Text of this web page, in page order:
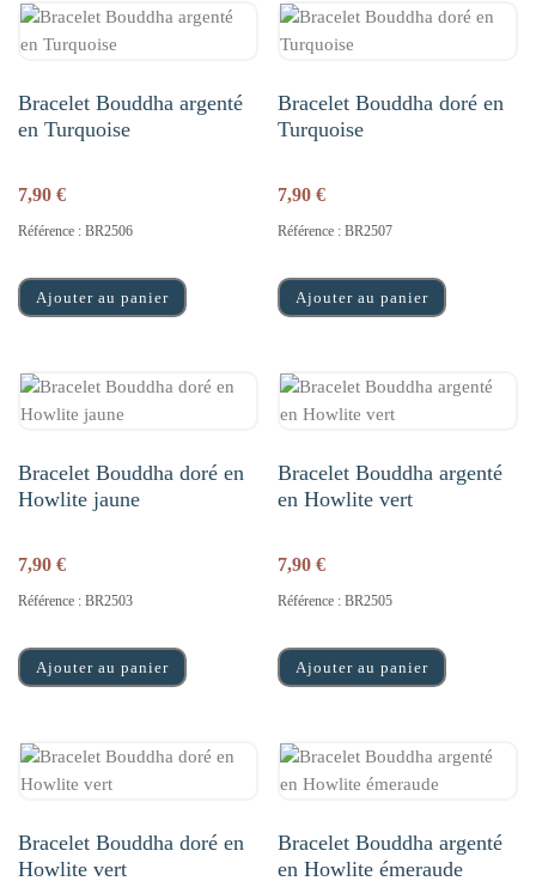
Bracelet Bouddha argenté
en Turquoise
7,90 €
Référence : BR2506
Ajouter au panier
Bracelet Bouddha doré en
Turquoise
7,90€
Référence : BR2507
Ajouter au panier
Bracelet Bouddha doré en
Howlite jaune
7,90 €
Référence : BR2503
Ajouter au panier
Bracelet Bouddha argenté
en Howlite vert
7,90€
Référence : BR2505
Ajouter au panier
Bracelet Bouddha doré en
Howlite vert
Bracelet Bouddha argenté
en Howlite émeraude